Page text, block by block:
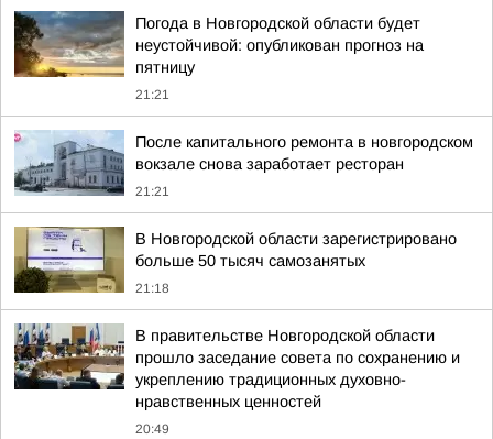
Погода в Новгородской области будет
неустойчивой: опубликован прогноз на
пятницу
21:21
После капитального ремонта в новгородском
вокзале снова заработает ресторан
21:21
В Новгородской области зарегистрировано
больше 50 тысяч самозанятых
21:18
В правительстве Новгородской области
прошло заседание совета по сохранению и
укреплению традиционных духовно-
нравственных ценностей
20:49